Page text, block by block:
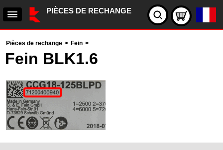
PIÈCES DE RECHANGE
Pièces de rechange > Fein >
Fein BLK1.6